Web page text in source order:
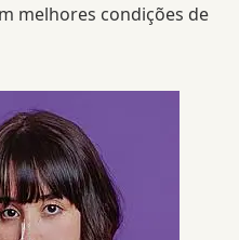
melhores condições de